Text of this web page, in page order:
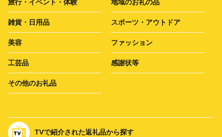
旅行・イベント・体験 地域のお礼の品
雑貨・日用品 スポーツ・アウトドア
美容 ファッション
工芸品 感謝状等
その他のお礼品
TVで紹介された返礼品から探す